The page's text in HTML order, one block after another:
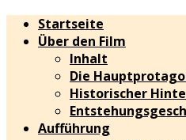
Startseite
Über den Film
Inhalt
Die
Historischer
Aufführung